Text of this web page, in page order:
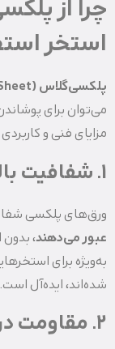
چرا از
استخر
پلکسی‌گلاس (Acrylic Sheet)
می‌توان برای
مزایای فنی و
۱. شفافیت بالا
ورق‌های پلکسی
عبور می‌دهند،
به‌ویژه برای
شده‌اند، ایده‌آل است.
۲. مقاومت در برابر رطوبت و اشعه UV